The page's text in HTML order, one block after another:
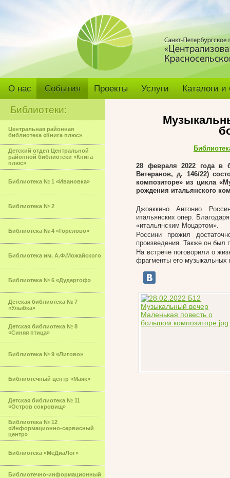
О нас События Проекты Услуги Каталоги
Библиотеки:
Центральная районная
библиотека «Книга плюс»
Детский отдел Центральной
районной библиотеки «Книга
плюс»
Библиотека № 1 «Ивановка»
Библиотека № 2
Библиотека № 4 «Горелово»
Библиотека им. А.Ф.Можайского
Библиотека № 6 «Дудергоф»
Детская библиотека № 7
«Улыбка»
Детская библиотека № 8
«Синяя птица»
Библиотека № 9 «Лигово»
Библиотечный центр «Маяк»
Детская библиотека № 11
«Остров сокровищ»
Библиотека № 12
«Информационно-сервисный
центр»
Библиотека «МеДиаЛог»
Библиотечно-информационный
28 февраля 2022 года в
Ветеранов, д. 146/22)
композиторе» из цикла
рождения итальянского
Джоаккино Антонио
итальянских опер.
«итальянским Моцартом».
Россини прожил
произведения. Также он был
На встрече поговорили о
фрагменты его музыкальных